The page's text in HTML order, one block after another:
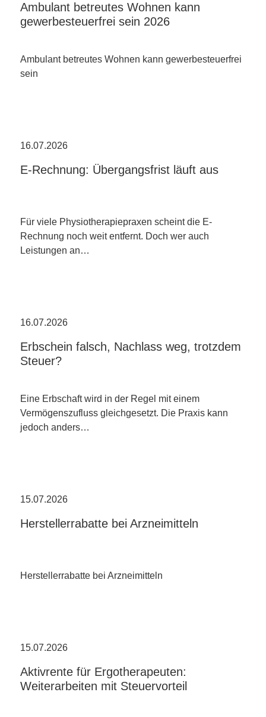
Ambulant betreutes Wohnen kann
gewerbesteuerfrei sein 2026
Ambulant betreutes Wohnen kann gewerbesteuerfrei
sein
16.07.2026
E-Rechnung: Übergangsfrist läuft aus
Für viele Physiotherapiepraxen scheint die E-
Rechnung noch weit entfernt. Doch wer auch
Leistungen an…
16.07.2026
Erbschein falsch, Nachlass weg, trotzdem
Steuer?
Eine Erbschaft wird in der Regel mit einem
Vermögenszufluss gleichgesetzt. Die Praxis kann
jedoch anders…
15.07.2026
Herstellerrabatte bei Arzneimitteln
Herstellerrabatte bei Arzneimitteln
15.07.2026
Aktivrente für Ergotherapeuten:
Weiterarbeiten mit Steuervorteil